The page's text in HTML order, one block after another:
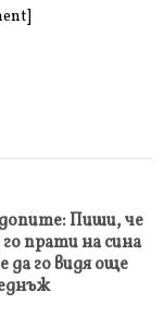
Пиши, че
прати на сина
да го видя още